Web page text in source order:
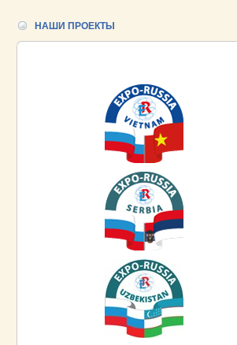
НАШИ ПРОЕКТЫ